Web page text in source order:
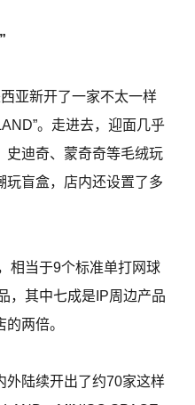
亚新开了一家不太一样
。走进去，迎面几乎
史迪奇、蒙奇奇等毛绒玩
玩盲盒，店内还设置了多
相当于9个标准单打网球
，其中七成是IP周边产品
两倍。
外陆续开出了约70家这样